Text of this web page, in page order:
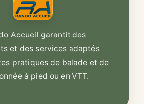
Accueil garantit des
et des services adaptés
pratiques de balade et de
à pied ou en VTT.